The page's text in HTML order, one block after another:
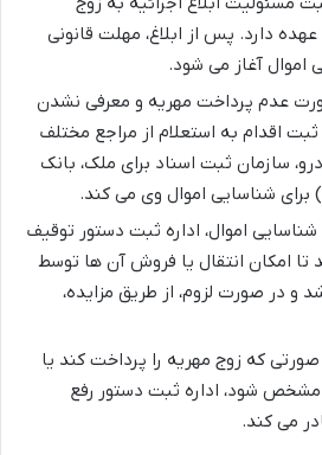
عهده دارد. پس از ابلاغ، مهلت قانونی
اموال آغاز می شود.
عدم پرداخت مهریه و معرفی نشدن
ثبت اقدام به استعلام از مراجع مختلف
سازمان ثبت اسناد برای ملک، بانک
برای شناسایی اموال وی می کند.
اموال، اداره ثبت دستور توقیف
تا امکان انتقال یا فروش آن ها توسط
و در صورت لزوم، از طریق مزایده،
که زوج مهریه را پرداخت کند یا
شود، اداره ثبت دستور رفع
می کند.